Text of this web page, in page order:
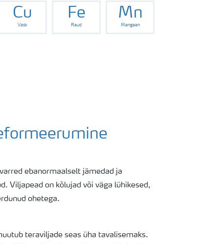
Cu
Vask
Fe
Raud
Mn
Mangaan
ebanormaalselt jämedad ja
Viljapead on kõlujad või väga lühikesed,
ohetega.
teraviljade seas üha tavalisemaks.